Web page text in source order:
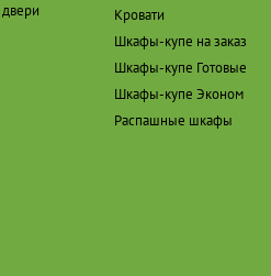
Кровати
Шкафы-купе на заказ
Шкафы-купе Готовые
Шкафы-купе Эконом
Распашные шкафы